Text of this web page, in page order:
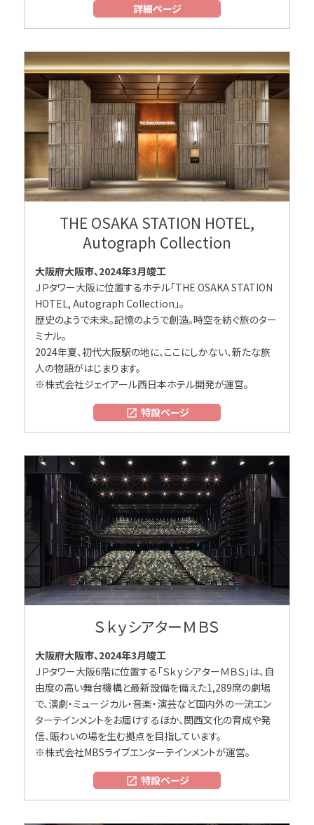
詳細ページ
THE OSAKA STATION HOTEL,
Autograph Collection
大阪府大阪市、2024年3月竣工
ＪＰタワー大阪に位置するホテル「THE OSAKA STATION
HOTEL, Autograph Collection」。
歴史のようで未来。記憶のようで創造。時空を紡ぐ旅のター
ミナル。
2024年夏、初代大阪駅の地に、ここにしかない、新たな旅
人の物語がはじまります。
※株式会社ジェイアール西日本ホテル開発が運営。
open_in_new 特設ページ
ＳｋｙシアターＭＢＳ
大阪府大阪市、2024年3月竣工
ＪＰタワー大阪6階に位置する「ＳｋｙシアターＭＢＳ」は、自
由度の高い舞台機構と最新設備を備えた1,289席の劇場
で、演劇・ミュージカル・音楽・演芸など国内外の一流エン
ターテインメントをお届けするほか、関西文化の育成や発
信、賑わいの場を生む拠点を目指しています。
※株式会社MBSライブエンターテインメントが運営。
open_in_new 特設ページ